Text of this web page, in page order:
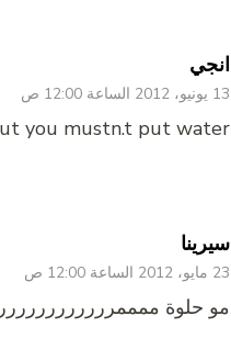
انجي
13 يونيو، 2012 الساعة 12:00 ص
you mustn.t put water
سيرينا
23 مايو، 2012 الساعة 12:00 ص
مو حلوة